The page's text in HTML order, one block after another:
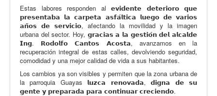
Estas labores responden al 𝗲𝘃𝗶𝗱𝗲𝗻𝘁𝗲 𝗱𝗲𝘁𝗲𝗿𝗶𝗼𝗿𝗼 𝗾𝘂𝗲
𝗽𝗿𝗲𝘀𝗲𝗻𝘁𝗮𝗯𝗮 𝗹𝗮 𝗰𝗮𝗿𝗽𝗲𝘁𝗮 𝗮𝘀𝗳𝗮́𝗹𝘁𝗶𝗰𝗮 𝗹𝘂𝗲𝗴𝗼 𝗱𝗲 𝘃𝗮𝗿𝗶𝗼𝘀
𝗮𝗻̃𝗼𝘀 𝗱𝗲 𝘀𝗲𝗿𝘃𝗶𝗰𝗶𝗼, afectando la movilidad y la imagen
urbana del sector. Hoy, 𝗴𝗿𝗮𝗰𝗶𝗮𝘀 𝗮 𝗹𝗮 𝗴𝗲𝘀𝘁𝗶𝗼́𝗻 𝗱𝗲𝗹 𝗮𝗹𝗰𝗮𝗹𝗱𝗲
𝗜𝗻𝗴. 𝗥𝗼𝗱𝗼𝗹𝗳𝗼 𝗖𝗮𝗻𝘁𝗼𝘀 𝗔𝗰𝗼𝘀𝘁𝗮, avanzamos en la
recuperación integral de estas calles, devolviendo seguridad,
comodidad y una mejor calidad de vida a sus habitantes.
Los cambios ya son visibles y permiten que la zona urbana de
la parroquia Guayas 𝗹𝘂𝘇𝗰𝗮 𝗿𝗲𝗻𝗼𝘃𝗮𝗱𝗮, 𝗱𝗶𝗴𝗻𝗮 𝗱𝗲 𝘀𝘂
𝗴𝗲𝗻𝘁𝗲 𝘆 𝗽𝗿𝗲𝗽𝗮𝗿𝗮𝗱𝗮 𝗽𝗮𝗿𝗮 𝗰𝗼𝗻𝘁𝗶𝗻𝘂𝗮𝗿 𝗰𝗿𝗲𝗰𝗶𝗲𝗻𝗱𝗼.